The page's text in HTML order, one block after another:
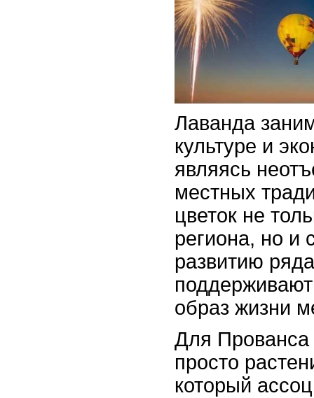
Лаванда
культуре и
являясь
местных
цветок не
региона, но и
развитию
образ жизни
Для Прованса
просто
который